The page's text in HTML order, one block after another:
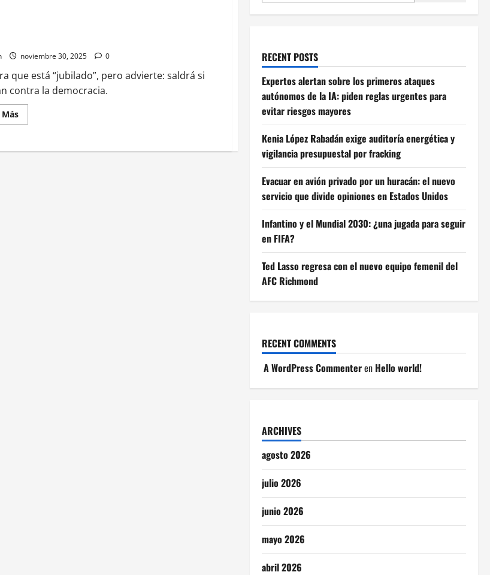
noviembre 30, 2025 0
que está “jubilado”, pero advierte: saldrá si
contra la democracia.
Leer
más
que
RECENT POSTS
Expertos alertan sobre los primeros ataques
autónomos de la IA: piden reglas urgentes para
evitar riesgos mayores
Kenia López Rabadán exige auditoría energética y
vigilancia presupuestal por fracking
Evacuar en avión privado por un huracán: el nuevo
servicio que divide opiniones en Estados Unidos
Infantino y el Mundial 2030: ¿una jugada para seguir
en FIFA?
Ted Lasso regresa con el nuevo equipo femenil del
AFC Richmond
RECENT COMMENTS
A WordPress Commenteren Hello world!
ARCHIVES
agosto 2026
julio 2026
junio 2026
mayo 2026
abril 2026